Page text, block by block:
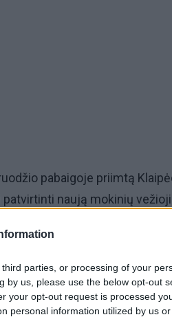
parties, or processing of your
by us, please use the below opt-out
your opt-out request is processed
personal information utilized by us
pabaigoje priimtą
naują mokinių
nuostatų.
važiavimo zonose galiojančių,
mokinio pažymėjimų.